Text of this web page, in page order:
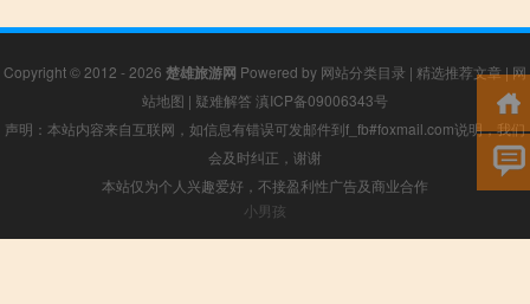
Copyright © 2012 - 2026 楚雄旅游网 Powered by 网站分类目录 | 精选推荐文章|网
站地图 | 疑难解答 滇ICP备09006343号
声明：本站内容来自互联网，如信息有错误可发邮件到f_fb#foxmail.com说明，我们
会及时纠正，谢谢
本站仅为个人兴趣爱好，不接盈利性广告及商业合作
小男孩